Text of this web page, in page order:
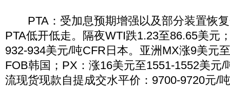
PTA：受加息预期增强以及部分装置恢复
PTA低开低走。隔夜WTI跌1.23至86.65美元
932-934美元/吨CFR日本。亚洲MX涨9美元
FOB韩国；PX：涨16美元至1551-1552美元/
流现货现款自提成交水平价：9700-9720元/